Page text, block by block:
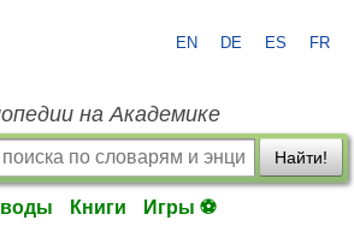
EN DE ES FR
на Академике
Найти!
Книги Игры ⚽